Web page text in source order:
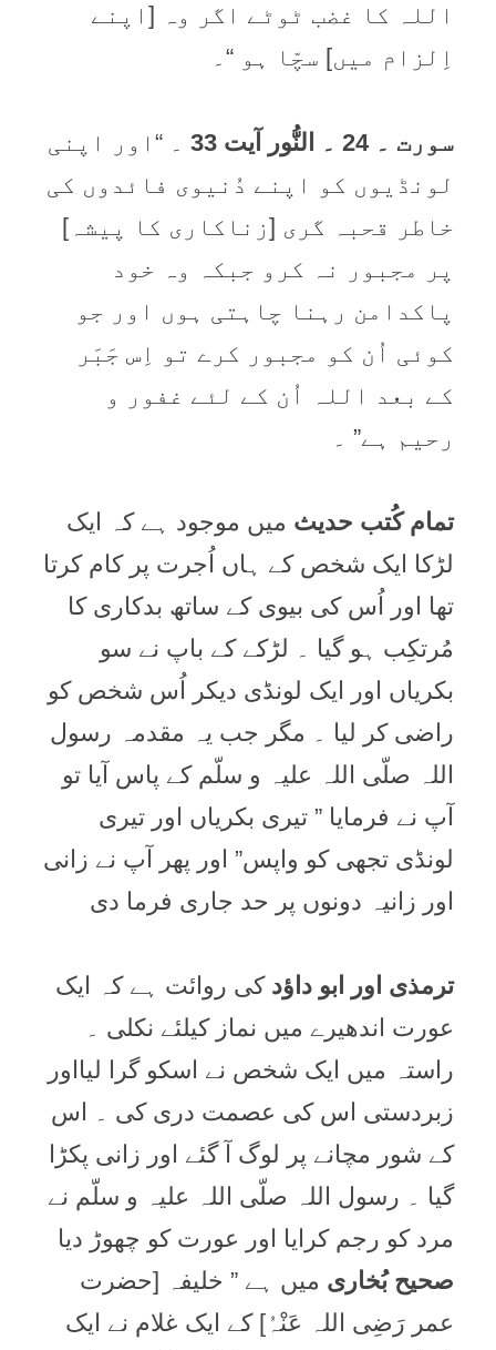
اللہ کا غضب ٹوٹے اگر وہ [اپنے
اِلزام میں] سچّا ہو “۔
سورت ۔ 24 ۔ النُّور آیت 33
۔ “اور اپنی
لونڈیوں کو اپنے دُنیوی فائدوں کی
خاطر قحبہ گری [زناکاری کا پیشہ]
پر مجبور نہ کرو جبکہ وہ خود
پاکدامن رہنا چاہتی ہوں اور جو
کوئی اُن کو مجبور کرے تو اِس جَبَر
کے بعد اللہ اُن کے لئے غفور و
رحیم ہے” ۔
تمام کُتب حدیث میں موجود ہے کہ ایک
لڑکا ایک شخص کے ہاں اُجرت پر کام کرتا
تھا اور اُس کی بیوی کے ساتھ بدکاری کا
مُرتکِب ہو گیا ۔ لڑکے کے باپ نے سو
بکریاں اور ایک لونڈی دیکر اُس شخص کو
راضی کر لیا ۔ مگر جب یہ مقدمہ رسول
اللہ صلّی اللہ علیہ و سلّم کے پاس آیا تو
آپ نے فرمایا ” تیری بکریاں اور تیری
لونڈی تجھی کو واپس” اور پھر آپ نے زانی
اور زانیہ دونوں پر حد جاری فرما دی
ترمذی اور ابو داؤدکی روائت ہے کہ ایک
عورت اندھیرے میں نماز کیلئے نکلی ۔
راستہ میں ایک شخص نے اسکو گرا لیااور
زبردستی اس کی عصمت دری کی ۔ اس
کے شور مچانے پر لوگ آ گئے اور زانی پکڑا
گیا ۔ رسول اللہ صلّی اللہ علیہ و سلّم نے
مرد کو رجم کرایا اور عورت کو چھوڑ دیا
صحیح بُخاری میں ہے ” خلیفہ [حضرت
عمر رَضِی اللہ عَنْہُ] کے ایک غلام نے ایک